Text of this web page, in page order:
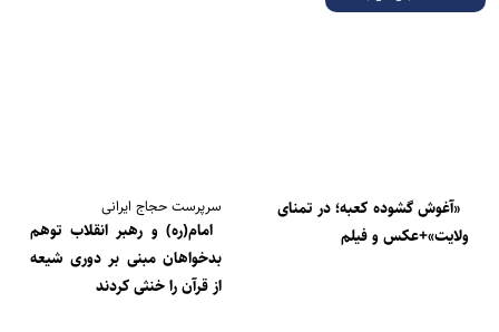
‌«آغوش گشوده کعبه؛ در تمنای
ولایت»+عکس و فیلم
سرپرست حجاج ایرانی
امام(ره) و رهبر انقلاب توهم
بدخواهان مبنی بر دوری شیعه
از قرآن را خنثی کردند